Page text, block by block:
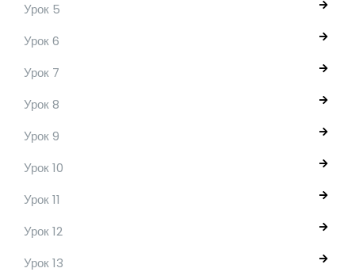
Урок 5
Урок 6
Урок 7
Урок 8
Урок 9
Урок 10
Урок 11
Урок 12
Урок 13